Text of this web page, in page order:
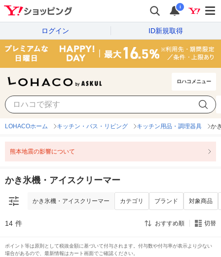
i
ログイン ID新規取得
ロハコメニュー
かき氷機・アイスクリーマー 対象商品
LOHACOホーム キッチン・バス・リビング キッチン用品・調理器具 か
熊本地震の影響について
かき氷機・アイスクリーマー
かき氷機・アイスクリーマー カテゴリ ブランド 対象商品
14 件 おすすめ順 切替
ポイント等は原則として税抜金額に基づいて付与されます。付与数や付与率が表示より少ない
場合があるので、最新情報はカート画面でご確認ください。